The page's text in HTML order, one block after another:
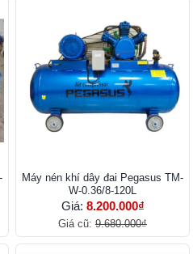
Máy nén khí dây đai Pegasus TM-
W-0.36/8-120L
Giá: 8.200.000₫
Giá cũ: 9.680.000₫